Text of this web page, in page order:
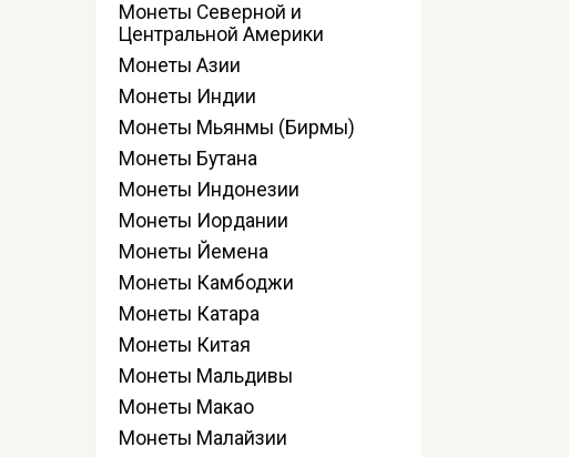
Монеты Северной и
Центральной Америки
Монеты Азии
Монеты Индии
Монеты Мьянмы (Бирмы)
Монеты Бутана
Монеты Индонезии
Монеты Иордании
Монеты Йемена
Монеты Камбоджи
Монеты Катара
Монеты Китая
Монеты Мальдивы
Монеты Макао
Монеты Малайзии